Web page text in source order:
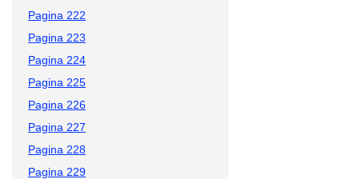
Pagina 222
Pagina 223
Pagina 224
Pagina 225
Pagina 226
Pagina 227
Pagina 228
Pagina 229